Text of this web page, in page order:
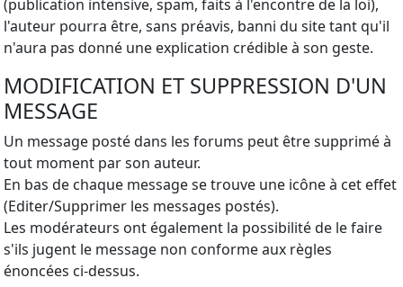
(publication intensive, spam, faits à l'encontre de la loi),
l'auteur pourra être, sans préavis, banni du site tant qu'il
n'aura pas donné une explication crédible à son geste.
MODIFICATION ET SUPPRESSION D'UN
MESSAGE
Un message posté dans les forums peut être supprimé à
tout moment par son auteur.
En bas de chaque message se trouve une icône à cet effet
(Editer/Supprimer les messages postés).
Les modérateurs ont également la possibilité de le faire
s'ils jugent le message non conforme aux règles
énoncées ci-dessus.